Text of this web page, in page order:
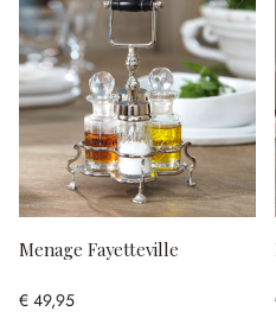
Menage Fayetteville
€ 49,95